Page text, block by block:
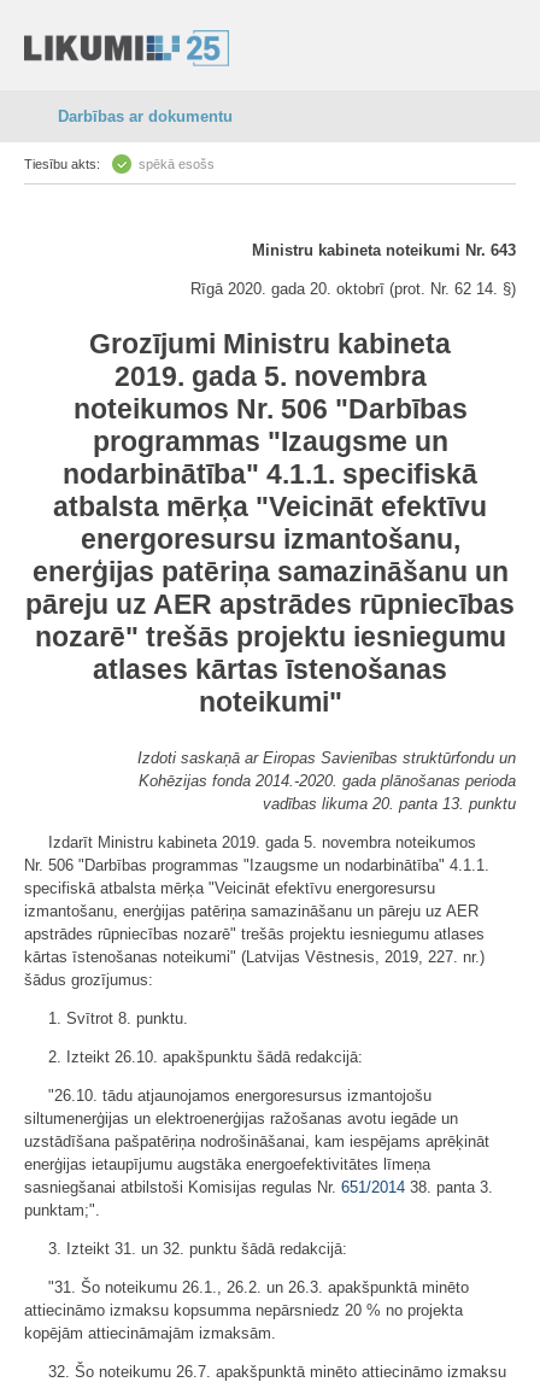
Darbības ar dokumentu
Tiesību akts: spēkā esošs
Ministru kabineta noteikumi Nr. 643
Rīgā 2020. gada 20. oktobrī (prot. Nr. 62 14. §)
Grozījumi Ministru kabineta
2019. gada 5. novembra
noteikumos Nr. 506 "Darbības
programmas "Izaugsme un
nodarbinātība" 4.1.1. specifiskā
atbalsta mērķa "Veicināt efektīvu
energoresursu izmantošanu,
enerģijas patēriņa samazināšanu un
pāreju uz AER apstrādes rūpniecības
nozarē" trešās projektu iesniegumu
atlases kārtas īstenošanas
noteikumi"
Izdoti saskaņā ar Eiropas Savienības struktūrfondu un
Kohēzijas fonda 2014.-2020. gada plānošanas perioda
vadības likuma 20. panta 13. punktu
Izdarīt Ministru kabineta 2019. gada 5. novembra noteikumos
Nr. 506 "Darbības programmas "Izaugsme un nodarbinātība" 4.1.1.
specifiskā atbalsta mērķa "Veicināt efektīvu energoresursu
izmantošanu, enerģijas patēriņa samazināšanu un pāreju uz AER
apstrādes rūpniecības nozarē" trešās projektu iesniegumu atlases
kārtas īstenošanas noteikumi" (Latvijas Vēstnesis, 2019, 227. nr.)
šādus grozījumus:
1. Svītrot 8. punktu.
2. Izteikt 26.10. apakšpunktu šādā redakcijā:
"26.10. tādu atjaunojamos energoresursus izmantojošu
siltumenerģijas un elektroenerģijas ražošanas avotu iegāde un
uzstādīšana pašpatēriņa nodrošināšanai, kam iespējams aprēķināt
enerģijas ietaupījumu augstāka energoefektivitātes līmeņa
sasniegšanai atbilstoši Komisijas regulas Nr. 651/2014 38. panta 3.
punktam;".
3. Izteikt 31. un 32. punktu šādā redakcijā:
"31. Šo noteikumu 26.1., 26.2. un 26.3. apakšpunktā minēto
attiecināmo izmaksu kopsumma nepārsniedz 20 % no projekta
kopējām attiecināmajām izmaksām.
32. Šo noteikumu 26.7. apakšpunktā minēto attiecināmo izmaksu